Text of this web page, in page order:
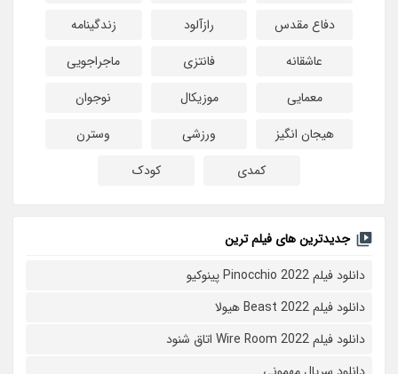
دفاع مقدس
رازآلود
زندگینامه
عاشقانه
فانتزی
ماجراجویی
معمایی
موزیکال
نوجوان
هیجان انگیز
ورزشی
وسترن
کمدی
کودک
جدیدترین های فیلم ترین
دانلود فیلم Pinocchio 2022 پینوکیو
دانلود فیلم Beast 2022 هیولا
دانلود فیلم Wire Room 2022 اتاق شنود